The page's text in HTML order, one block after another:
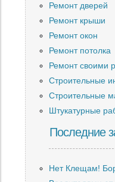
Ремонт дверей
Ремонт крыши
Ремонт окон
Ремонт потолка
Ремонт своими
Строительные
Строительные
Штукатурные
Последние
Нет Клещам!